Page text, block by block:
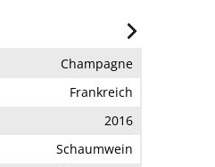
Champagne
Frankreich
2016
Schaumwein